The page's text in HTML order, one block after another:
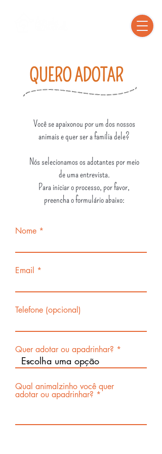
QUERO ADOTAR
Você se apaixonou por um dos nossos
animais e quer ser a família dele?
Nós selecionamos os adotantes por meio
de uma entrevista.
Para iniciar o processo, por favor,
preencha o formulário abaixo:
Nome
Email
Telefone (opcional)
Quer adotar ou apadrinhar?
Qual animalzinho você quer
adotar ou apadrinhar?